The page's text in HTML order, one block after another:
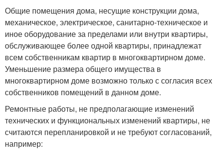
Общие помещения дома, несущие конструкции дома,
механическое, электрическое, санитарно-техническое и
иное оборудование за пределами или внутри квартиры,
обслуживающее более одной квартиры, принадлежат
всем собственникам квартир в многоквартирном доме.
Уменьшение размера общего имущества в
многоквартирном доме возможно только с согласия всех
собственников помещений в данном доме.
Ремонтные работы, не предполагающие изменений
технических и функциональных изменений квартиры, не
считаются перепланировкой и не требуют согласований,
например: